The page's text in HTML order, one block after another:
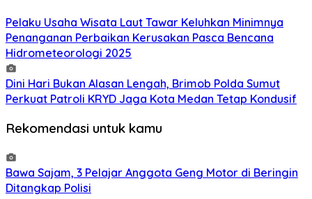
Pelaku Usaha Wisata Laut Tawar Keluhkan Minimnya
Penanganan Perbaikan Kerusakan Pasca Bencana
Hidrometeorologi 2025
Dini Hari Bukan Alasan Lengah, Brimob Polda Sumut
Perkuat Patroli KRYD Jaga Kota Medan Tetap Kondusif
Rekomendasi untuk kamu
Bawa Sajam, 3 Pelajar Anggota Geng Motor di Beringin
Ditangkap Polisi